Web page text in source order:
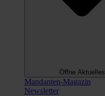
Öffne Aktuelles
Mandanten-Magazin
Newsletter